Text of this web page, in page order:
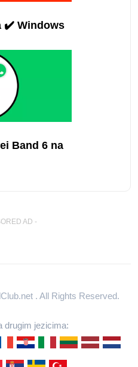
✔️ Windows
Band 6 na
AD -
. All Rights Reserved.
drugim jezicima: